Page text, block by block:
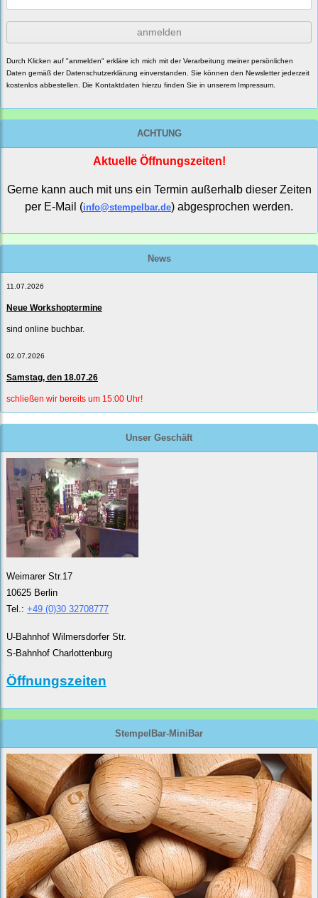
anmelden
Durch Klicken auf "anmelden" erkläre ich mich mit der Verarbeitung meiner persönlichen
Daten gemäß der Datenschutzerklärung einverstanden. Sie können den Newsletter jederzeit
kostenlos abbestellen. Die Kontaktdaten hierzu finden Sie in unserem Impressum.
ACHTUNG
Aktuelle Öffnungszeiten!
Gerne kann auch mit uns ein Termin außerhalb dieser Zeiten
per E-Mail (info@stempelbar.de) abgesprochen werden.
News
11.07.2026
Neue Workshoptermine
sind online buchbar.
02.07.2026
Samstag, den 18.07.26
schließen wir bereits um 15:00 Uhr!
Unser Geschäft
Weimarer Str.17
10625 Berlin
Tel.: +49 (0)30 32708777
U-Bahnhof Wilmersdorfer Str.
S-Bahnhof Charlottenburg
Öffnungszeiten
StempelBar-MiniBar